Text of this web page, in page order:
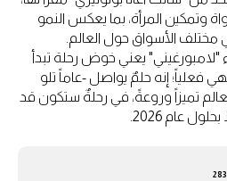
وتمكين المرأة، بما يعكس النمو
مختلف الأسواق حول العالم.
"لامبورغيني" يعني خوض رحلة تبدأ
فعلياً؛ إنه حلمٌ يواصل -عاماً تلو
العالم تميزاً وروعةً، في رحلةٌ ستكون قد
عام 2026.